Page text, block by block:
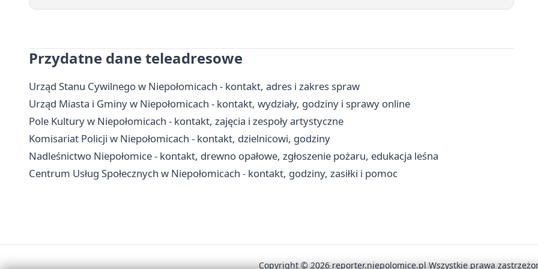
Przydatne dane teleadresowe
Urząd Stanu Cywilnego w Niepołomicach - kontakt, adres i zakres spraw
Urząd Miasta i Gminy w Niepołomicach - kontakt, wydziały, godziny i sprawy online
Pole Kultury w Niepołomicach - kontakt, zajęcia i zespoły artystyczne
Komisariat Policji w Niepołomicach - kontakt, dzielnicowi, godziny
Nadleśnictwo Niepołomice - kontakt, drewno opałowe, zgłoszenie pożaru, edukacja leśna
Centrum Usług Społecznych w Niepołomicach - kontakt, godziny, zasiłki i pomoc
Copyright © 2026 reporter.niepolomice.pl Wszystkie prawa